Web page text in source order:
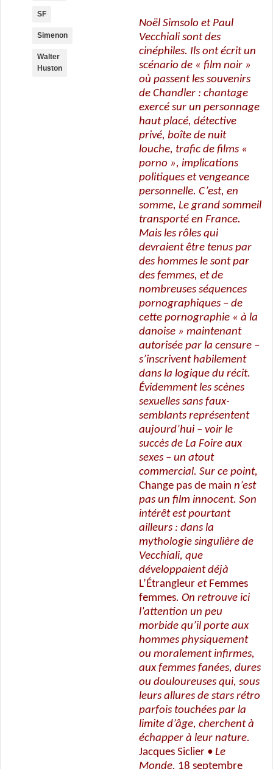
Noël Simsolo et Paul
Vecchiali sont des
cinéphiles. Ils ont écrit un
scénario de « film noir »
où passent les souvenirs
de Chandler : chantage
exercé sur un personnage
haut placé, détective
privé, boîte de nuit
louche, trafic de films «
porno », implications
politiques et vengeance
personnelle. C’est, en
somme, Le grand sommeil
transporté en France.
Mais les rôles qui
devraient être tenus par
des hommes le sont par
des femmes, et de
nombreuses séquences
pornographiques – de
cette pornographie « à la
danoise » maintenant
autorisée par la censure –
s’inscrivent habilement
dans la logique du récit.
Évidemment les scènes
sexuelles sans faux-
semblants représentent
aujourd’hui – voir le
succès de La Foire aux
sexes – un atout
commercial. Sur ce point,
Change pas de main n’est
pas un film innocent. Son
intérêt est pourtant
ailleurs : dans la
mythologie singulière de
Vecchiali, que
développaient déjà
L’Étrangleur et Femmes
femmes. On retrouve ici
l’attention un peu
morbide qu’il porte aux
hommes physiquement
ou moralement infirmes,
aux femmes fanées, dures
ou douloureuses qui, sous
leurs allures de stars rétro
parfois touchées par la
limite d’âge, cherchent à
échapper à leur nature.
Jacques Siclier • Le
Monde, 18 septembre
SF
Simenon
Walter
Huston